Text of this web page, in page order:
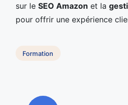
sur le SEO Amazon et la
pour offrir une expérience
Formation